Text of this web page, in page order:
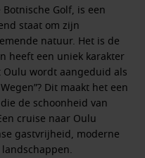
Golf, is een
staat om zijn
natuur. Het is de
heeft een uniek karakter
wordt aangeduid als
Dit maakt het een
de schoonheid van
cruise naar Oulu
gastvrijheid, moderne